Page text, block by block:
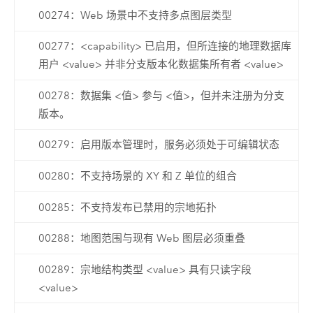
00274：Web 场景中不支持多点图层类型
00277：<capability> 已启用，但所连接的地理数据库
用户 <value> 并非分支版本化数据集所有者 <value>
00278：数据集 <值> 参与 <值>，但并未注册为分支
版本。
00279：启用版本管理时，服务必须处于可编辑状态
00280：不支持场景的 XY 和 Z 单位的组合
00285：不支持发布已禁用的宗地拓扑
00288：地图范围与现有 Web 图层必须重叠
00289：宗地结构类型 <value> 具有只读字段
<value>